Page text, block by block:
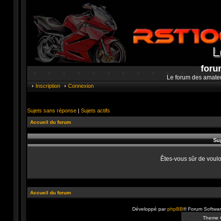
Le forum des
Inscription Connexion
Sujets sans réponse | Sujets actifs
Accueil du forum
Êtes-vous sûr de
Accueil du forum
Développé parphpBB® Forum
Theme